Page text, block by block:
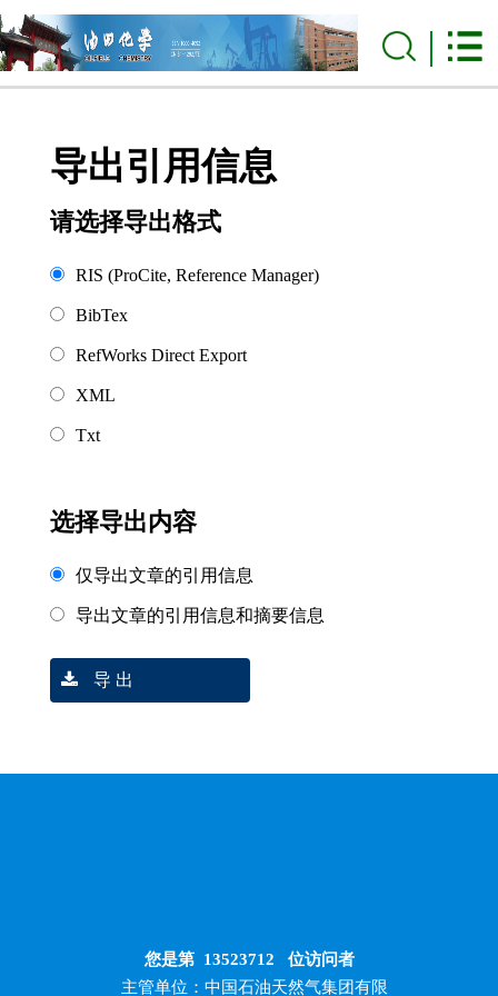
导出引用信息
请选择导出格式
RIS (ProCite, Reference Manager)
BibTex
RefWorks Direct Export
XML
Txt
选择导出内容
仅导出文章的引用信息
导出文章的引用信息和摘要信息
导 出
您是第 13523712 位访问者
主管单位：中国石油天然气集团有限